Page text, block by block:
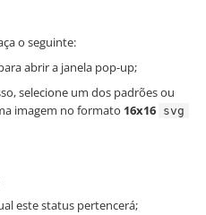
o seguinte:
abrir a janela pop-up;
selecione um dos padrões ou
imagem no formato 16x16 svg
este status pertencerá;